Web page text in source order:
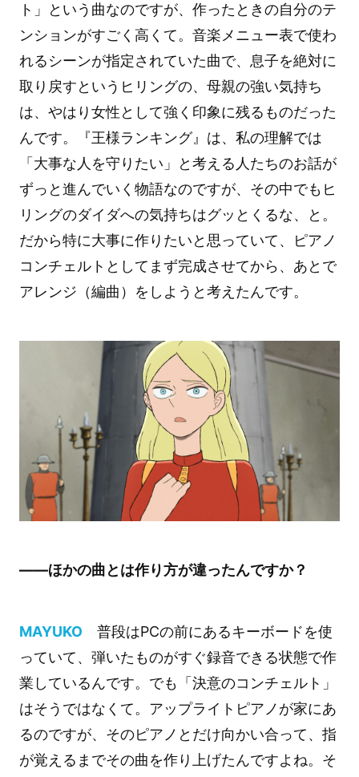
ト」という曲なのですが、作ったときの自分のテ
ンションがすごく高くて。音楽メニュー表で使わ
れるシーンが指定されていた曲で、息子を絶対に
取り戻すというヒリングの、母親の強い気持ち
は、やはり女性として強く印象に残るものだった
んです。『王様ランキング』は、私の理解では
「大事な人を守りたい」と考える人たちのお話が
ずっと進んでいく物語なのですが、その中でもヒ
リングのダイダへの気持ちはグッとくるな、と。
だから特に大事に作りたいと思っていて、ピアノ
コンチェルトとしてまず完成させてから、あとで
アレンジ（編曲）をしようと考えたんです。
――ほかの曲とは作り方が違ったんですか？
MAYUKO 普段はPCの前にあるキーボードを使
っていて、弾いたものがすぐ録音できる状態で作
業しているんです。でも「決意のコンチェルト」
はそうではなくて。アップライトピアノが家にあ
るのですが、そのピアノとだけ向かい合って、指
が覚えるまでその曲を作り上げたんですよね。そ